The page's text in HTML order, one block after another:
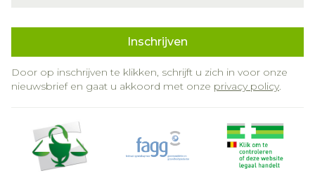
Inschrijven
Door op inschrijven te klikken, schrijft u zich in voor onze
nieuwsbrief en gaat u akkoord met onze privacy policy.